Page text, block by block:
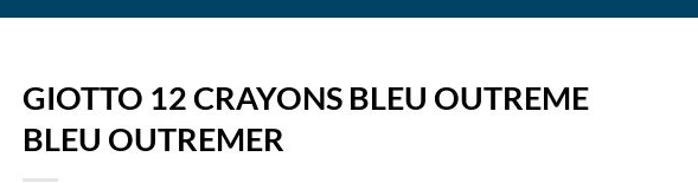
GIOTTO 12 CRAYONS BLEU OUTREME
BLEU OUTREMER